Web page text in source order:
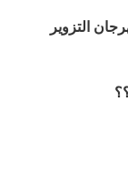
التزوير